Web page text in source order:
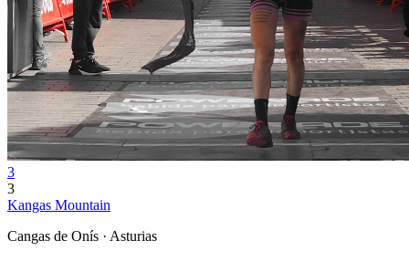
3
3
Kangas Mountain
Cangas de Onís · Asturias